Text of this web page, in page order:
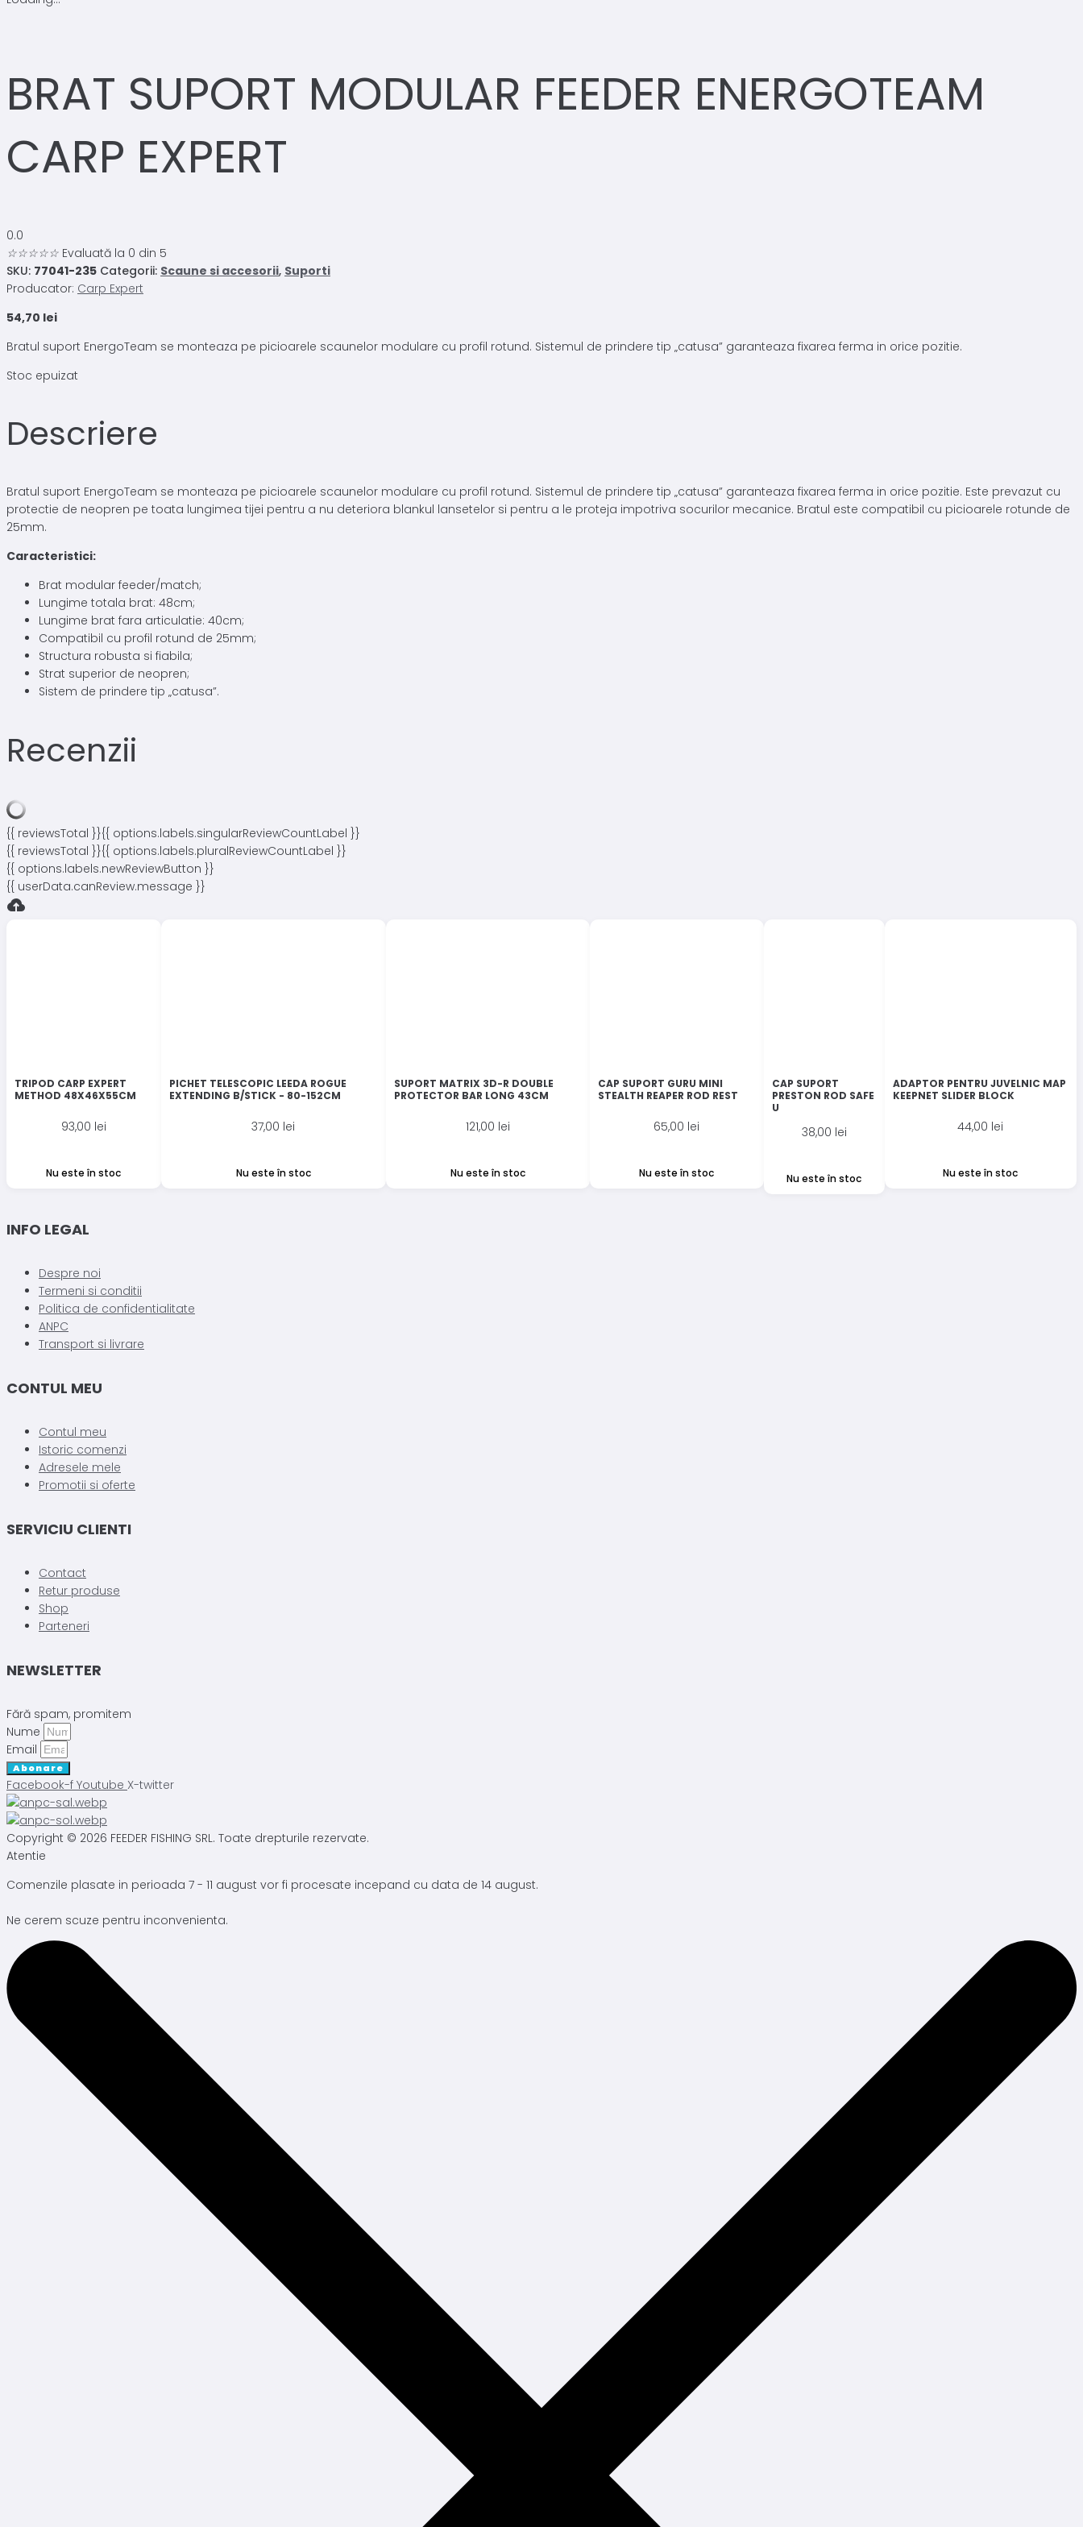
BRAT SUPORT MODULAR FEEDER ENERGOTEAM
CARP EXPERT
0.0
☆☆☆☆☆ Evaluată la 0 din 5
SKU: 77041-235 Categorii: Scaune si accesorii, Suporti
Producator: Carp Expert
54,70 lei
Bratul suport EnergoTeam se monteaza pe picioarele scaunelor modulare cu profil rotund. Sistemul de prindere tip „catusa” garanteaza fixarea ferma in orice pozitie.
Stoc epuizat
Descriere
Bratul suport EnergoTeam se monteaza pe picioarele scaunelor modulare cu profil rotund. Sistemul de prindere tip „catusa” garanteaza fixarea ferma in orice pozitie. Este prevazut cu
protectie de neopren pe toata lungimea tijei pentru a nu deteriora blankul lansetelor si pentru a le proteja impotriva socurilor mecanice. Bratul este compatibil cu picioarele rotunde de
25mm.
Caracteristici:
Brat modular feeder/match;
Lungime totala brat: 48cm;
Lungime brat fara articulatie: 40cm;
Compatibil cu profil rotund de 25mm;
Structura robusta si fiabila;
Strat superior de neopren;
Sistem de prindere tip „catusa”.
Recenzii
{{ reviewsTotal }}{{ options.labels.singularReviewCountLabel }}
{{ reviewsTotal }}{{ options.labels.pluralReviewCountLabel }}
{{ options.labels.newReviewButton }}
{{ userData.canReview.message }}
TRIPOD CARP EXPERT
METHOD 48X46X55CM
93,00 lei
Nu este în stoc
PICHET TELESCOPIC LEEDA ROGUE
EXTENDING B/STICK - 80-152CM
37,00 lei
Nu este în stoc
SUPORT MATRIX 3D-R DOUBLE
PROTECTOR BAR LONG 43CM
121,00 lei
Nu este în stoc
CAP SUPORT GURU MINI
STEALTH REAPER ROD REST
65,00 lei
Nu este în stoc
CAP SUPORT
PRESTON ROD SAFE
U
38,00 lei
Nu este în stoc
ADAPTOR PENTRU JUVELNIC MAP
KEEPNET SLIDER BLOCK
44,00 lei
Nu este în stoc
INFO LEGAL
Despre noi
Termeni si conditii
Politica de confidentialitate
ANPC
Transport si livrare
CONTUL MEU
Contul meu
Istoric comenzi
Adresele mele
Promotii si oferte
SERVICIU CLIENTI
Contact
Retur produse
Shop
Parteneri
NEWSLETTER
Fără spam, promitem
Nume
Email
Abonare
Facebook-f Youtube X-twitter
Copyright © 2026 FEEDER FISHING SRL. Toate drepturile rezervate.
Atentie
Comenzile plasate in perioada 7 - 11 august vor fi procesate incepand cu data de 14 august.
Ne cerem scuze pentru inconvenienta.